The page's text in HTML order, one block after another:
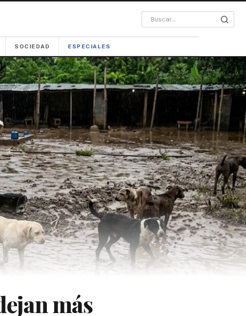
SOCIEDAD ESPECIALES
más